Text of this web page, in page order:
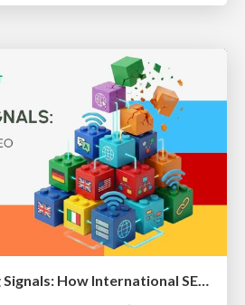
Max Prin - Stacking Signals: How International SEO Comes Together (And Falls Apart)